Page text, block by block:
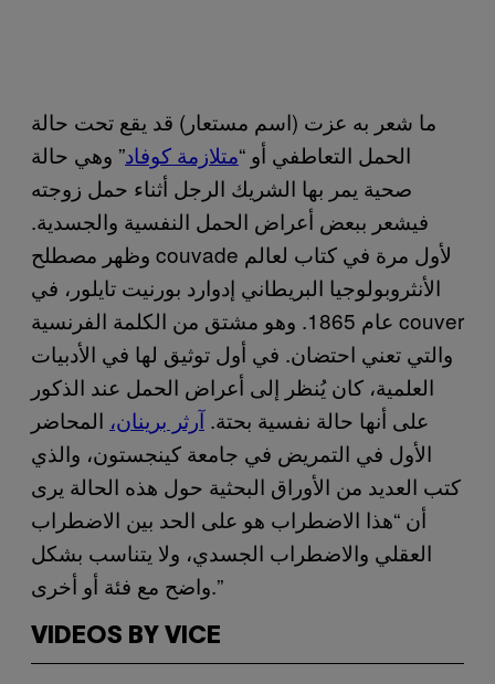
ما شعر به عزت (اسم مستعار) قد يقع تحت حالة
الحمل التعاطفي أو “متلازمة كوفاد” وهي حالة
صحية يمر بها الشريك الرجل أثناء حمل زوجته
فيشعر ببعض أعراض الحمل النفسية والجسدية.
وظهر مصطلح couvade لأول مرة في كتاب لعالم
الأنثروبولوجيا البريطاني إدوارد بورنيت تايلور، في
عام 1865. وهو مشتق من الكلمة الفرنسية couver
والتي تعني احتضان. في أول توثيق لها في الأدبيات
العلمية، كان يُنظر إلى أعراض الحمل عند الذكور
على أنها حالة نفسية بحتة.آرثر برينان، المحاضر
الأول في التمريض في جامعة كينجستون، والذي
كتب العديد من الأوراق البحثية حول هذه الحالة يرى
أن “هذا الاضطراب هو على الحد بين الاضطراب
العقلي والاضطراب الجسدي، ولا يتناسب بشكل
واضح مع فئة أو أخرى.”
VIDEOS BY VICE